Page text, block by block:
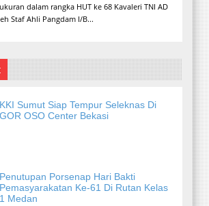
dalam rangka HUT ke 68 Kavaleri TNI AD
Staf Ahli Pangdam I/B...
KKI Sumut Siap Tempur Seleknas Di
GOR OSO Center Bekasi
Penutupan Porsenap Hari Bakti
Pemasyarakatan Ke-61 Di Rutan Kelas
1 Medan